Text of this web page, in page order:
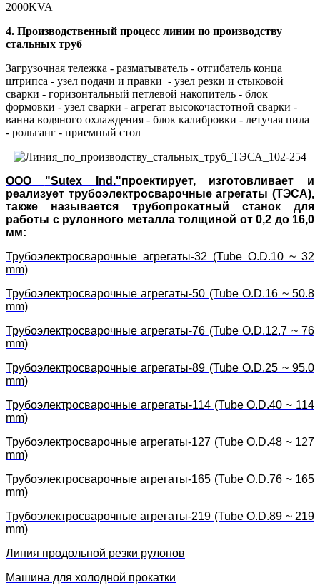
2000KVA
4. Производственный процесс линии по производству
стальных труб
Загрузочная тележка - разматыватель - отгибатель конца
штрипса - узел подачи и правки - узел резки и стыковой
сварки - горизонтальный петлевой накопитель - блок
формовки - узел сварки - агрегат высокочастотной сварки -
ванна водяного охлаждения - блок калибровки - летучая пила
- рольганг - приемный стол
ООО "Sutex Ind."проектирует, изготовливает и
реализует трубоэлектросварочные агрегаты (ТЭСА),
также называется трубопрокатный станок для
работы с рулонного металла толщиной от 0,2 до 16,0
мм:
Трубоэлектросварочные агрегаты-32 (Tube O.D.10 ~ 32
mm)
Трубоэлектросварочные агрегаты-50 (Tube O.D.16 ~ 50.8
mm)
Трубоэлектросварочные агрегаты-76 (Tube O.D.12.7 ~ 76
mm)
Трубоэлектросварочные агрегаты-89 (Tube O.D.25 ~ 95.0
mm)
Трубоэлектросварочные агрегаты-114 (Tube O.D.40 ~ 114
mm)
Трубоэлектросварочные агрегаты-127 (Tube O.D.48 ~ 127
mm)
Трубоэлектросварочные агрегаты-165 (Tube O.D.76 ~ 165
mm)
Трубоэлектросварочные агрегаты-219 (Tube O.D.89 ~ 219
mm)
Линия продольной резки рулонов
Машина для холодной прокатки